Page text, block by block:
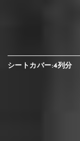
シートカバー:4列分